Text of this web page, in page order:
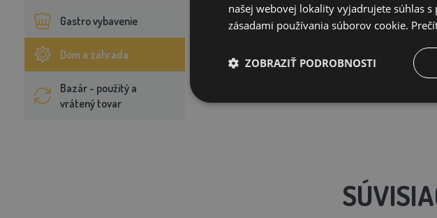
Gastro vybavenie
Dom a záhrada
Bazár - použitý a
vrátený tovar
našej webovej lokality vyjadrujete súhlas
zásadami používania súborov cookie.
ZOBRAZIŤ PODROBNOSTI